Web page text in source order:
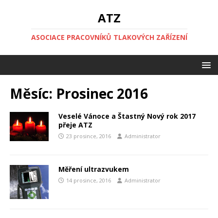
ATZ
ASOCIACE PRACOVNÍKŮ TLAKOVÝCH ZAŘÍZENÍ
Měsíc: Prosinec 2016
Veselé Vánoce a Štastný Nový rok 2017
přeje ATZ
23 prosince, 2016 Administrator
Měření ultrazvukem
14 prosince, 2016 Administrator